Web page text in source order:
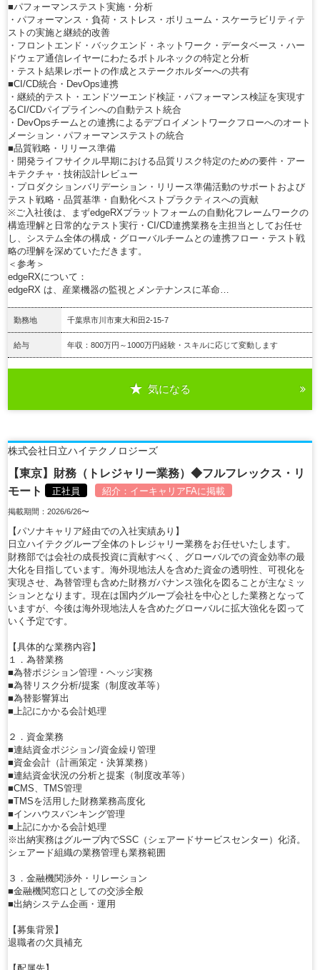
■パフォーマンステスト実施・分析
・パフォーマンス・負荷・ストレス・ボリューム・スケーラビリティテ
ストの実施と継続的改善
・フロントエンド・バックエンド・ネットワーク・データベース・ハー
ドウェア通信レイヤーにわたるボトルネックの特定と分析
・テスト結果レポートの作成とステークホルダーへの共有
■CI/CD統合・DevOps連携
・継続的テスト・エンドツーエンド検証・パフォーマンス検証を実現す
るCI/CDパイプラインへの自動テスト統合
・DevOpsチームとの連携によるデプロイメントワークフローへのオート
メーション・パフォーマンステストの統合
■品質戦略・リリース準備
・開発ライフサイクル早期における品質リスク特定のための要件・アー
キテクチャ・技術設計レビュー
・プロダクションバリデーション・リリース準備活動のサポートおよび
テスト戦略・品質基準・自動化ベストプラクティスへの貢献
※ご入社後は、まずedgeRXプラットフォームの自動化フレームワークの
構造理解と日常的なテスト実行・CI/CD連携業務を主担当としてお任せ
し、システム全体の構成・グローバルチームとの連携フロー・テスト戦
略の理解を深めていただきます。
＜参考＞
edgeRXについて：
edgeRX は、産業機器の監視とメンテナンスに革命…
勤務地 千葉県市川市東大和田2-15-7
給与 年収：800万円～1000万円経験・スキルに応じて変動します
気になる
株式会社日立ハイテクノロジーズ
【東京】財務（トレジャリー業務）◆フルフレックス・リ
モート
正社員 紹介： イーキャリアFAに掲載
掲載期間：2026/6/26〜
【パソナキャリア経由での入社実績あり】
日立ハイテクグループ全体のトレジャリー業務をお任せいたします。
財務部では会社の成長投資に貢献すべく、グローバルでの資金効率の最
大化を目指しています。海外現地法人を含めた資金の透明性、可視化を
実現させ、為替管理も含めた財務ガバナンス強化を図ることが主なミッ
ションとなります。現在は国内グループ会社を中心とした業務となって
いますが、今後は海外現地法人を含めたグローバルに拡大強化を図って
いく予定です。
【具体的な業務内容】
１．為替業務
■為替ポジション管理・ヘッジ実務
■為替リスク分析/提案（制度改革等）
■為替影響算出
■上記にかかる会計処理
２．資金業務
■連結資金ポジション/資金繰り管理
■資金会計（計画策定・決算業務）
■連結資金状況の分析と提案（制度改革等）
■CMS、TMS管理
■TMSを活用した財務業務高度化
■インハウスバンキング管理
■上記にかかる会計処理
※出納実務はグループ内でSSC（シェアードサービスセンター）化済。
シェアード組織の業務管理も業務範囲
３．金融機関渉外・リレーション
■金融機関窓口としての交渉全般
■出納システム企画・運用
【募集背景】
退職者の欠員補充